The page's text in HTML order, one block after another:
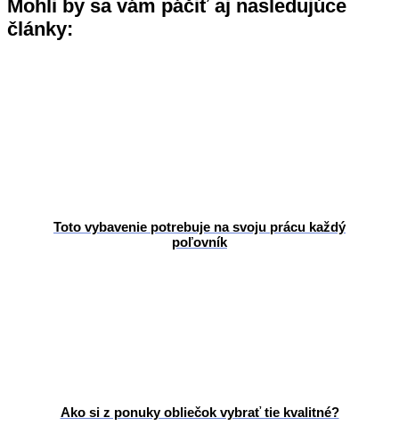
Mohli by sa vám páčiť aj nasledujúce
články:
Toto vybavenie potrebuje na svoju prácu každý
poľovník
Ako si z ponuky obliečok vybrať tie kvalitné?